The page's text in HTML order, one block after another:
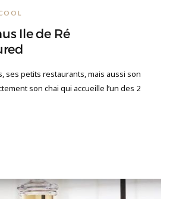
Ile de Ré
ses petits restaurants, mais aussi son
son chai qui accueille l’un des 2